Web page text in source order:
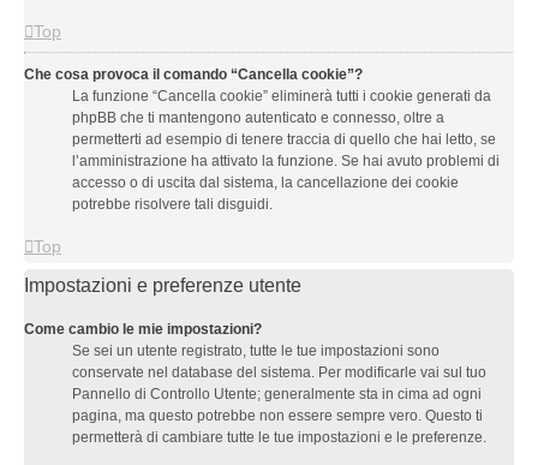
Top
Che cosa provoca il comando “Cancella cookie”?
La funzione “Cancella cookie” eliminerà tutti i cookie generati da
phpBB che ti mantengono autenticato e connesso, oltre a
permetterti ad esempio di tenere traccia di quello che hai letto, se
l’amministrazione ha attivato la funzione. Se hai avuto problemi di
accesso o di uscita dal sistema, la cancellazione dei cookie
potrebbe risolvere tali disguidi.
Top
Impostazioni e preferenze utente
Come cambio le mie impostazioni?
Se sei un utente registrato, tutte le tue impostazioni sono
conservate nel database del sistema. Per modificarle vai sul tuo
Pannello di Controllo Utente; generalmente sta in cima ad ogni
pagina, ma questo potrebbe non essere sempre vero. Questo ti
permetterà di cambiare tutte le tue impostazioni e le preferenze.